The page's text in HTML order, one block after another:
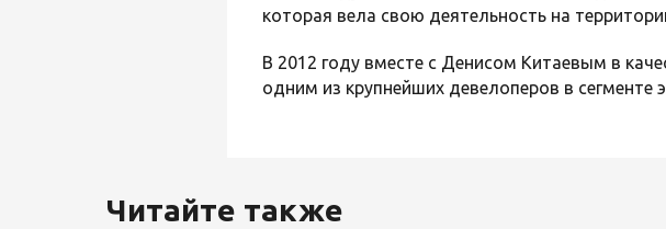
которая вела свою деятельность на
В 2012 году вместе с Денисом Китаевым в
одним из крупнейших девелоперов в сегменте
Читайте также